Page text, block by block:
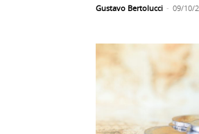
Gustavo Bertolucci - 09/10/